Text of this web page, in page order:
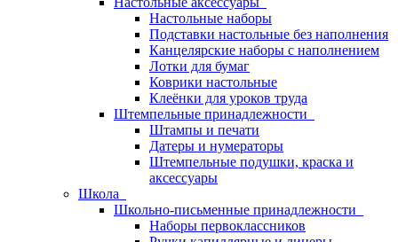
Настольные наборы
Подставки настольные без наполнения
Канцелярские наборы с наполнением
Лотки для бумаг
Коврики настольные
Клеёнки для уроков труда
Штемпельные принадлежности
Штампы и печати
Датеры и нумераторы
Штемпельные подушки, краска и
аксессуары
Школа
Школьно-письменные принадлежности
Наборы первоклассников